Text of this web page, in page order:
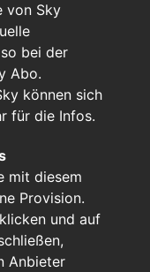
von Sky
bei der
Abo.
können sich
für die Infos.
mit diesem
Provision.
und auf
Anbieter